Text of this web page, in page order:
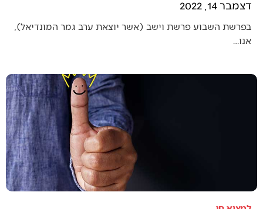
דצמבר 14, 2022
בפרשת השבוע פרשת וישב (אשר יוצאת ערב גמר המונדיאל),
אנו…